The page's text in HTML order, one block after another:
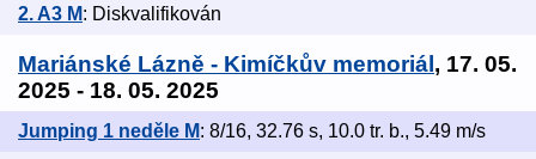
2. A3 M: Diskvalifikován
Mariánské Lázně - Kimíčkův memoriál, 17. 05.
2025 - 18. 05. 2025
Jumping 1 neděle M: 8/16, 32.76 s, 10.0 tr. b., 5.49 m/s